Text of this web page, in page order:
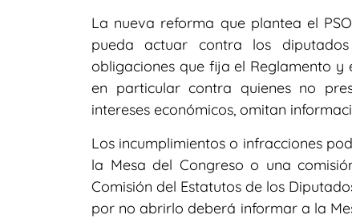
La nueva reforma que plantea el
pueda actuar contra los
obligaciones que fija el Reglamento y
en particular contra quienes no
intereses económicos, omitan
Los incumplimientos o infracciones
la Mesa del Congreso o una
Comisión del Estatutos de los
por no abrirlo deberá informar a la